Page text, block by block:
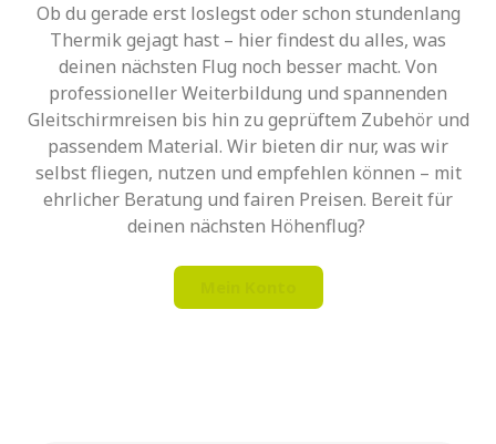
Ob du gerade erst loslegst oder schon stundenlang
Thermik gejagt hast – hier findest du alles, was
deinen nächsten Flug noch besser macht. Von
professioneller Weiterbildung und spannenden
Gleitschirmreisen bis hin zu geprüftem Zubehör und
passendem Material. Wir bieten dir nur, was wir
selbst fliegen, nutzen und empfehlen können – mit
ehrlicher Beratung und fairen Preisen. Bereit für
deinen nächsten Höhenflug?